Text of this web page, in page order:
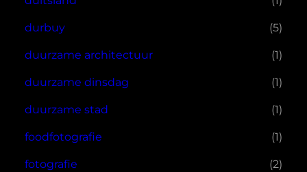
durbuy (5)
duurzame architectuur (1)
duurzame dinsdag (1)
duurzame stad (1)
foodfotografie (1)
fotografie (2)